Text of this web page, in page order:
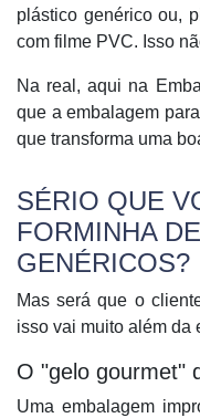
plástico genérico ou,
com filme PVC. Isso
Na real, aqui na
que aembalagem
que transforma uma
SÉRIO QUE
FORMINHA
GENÉRICOS?
Mas será que o
isso vai muito além da
O "gelo gourmet"
Uma embalagem